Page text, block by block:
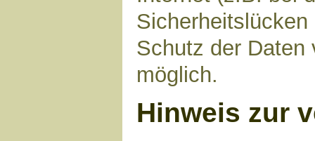
Schutz der Daten
möglich.
Hinweis zur